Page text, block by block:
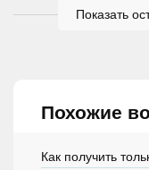
Показать
Похожие
Как получить